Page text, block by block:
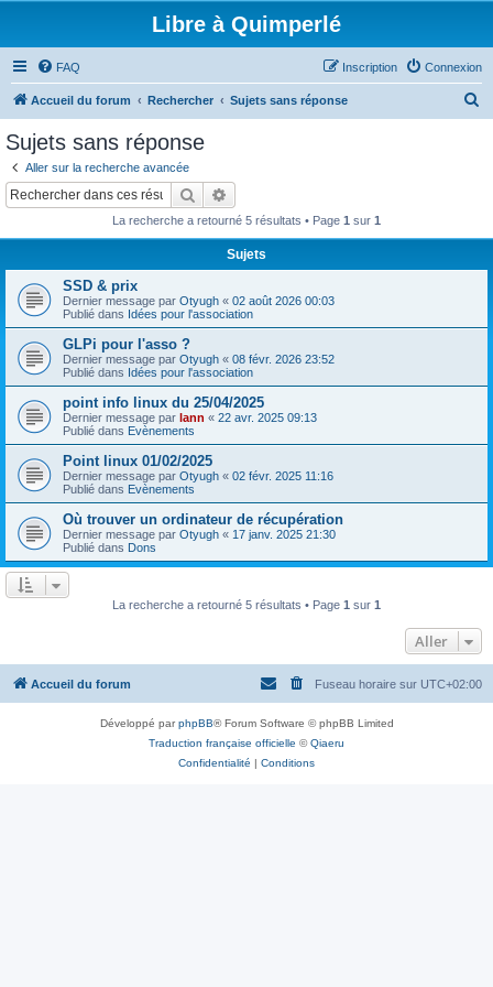
Libre à Quimperlé
FAQ Connexion
Inscription
Accueil du forum Rechercher Sujets sans réponse
Sujets sans réponse
Aller sur la recherche avancée
Rechercher
La recherche a retourné 5 résultats • Page 1 sur 1
Sujets
SSD & prix
Dernier message par Otyugh « 02 août 2026 00:03
Publié dans Idées pour l'association
GLPi pour l'asso ?
Dernier message par Otyugh « 08 févr. 2026 23:52
Publié dans Idées pour l'association
point info linux du 25/04/2025
Dernier message par lann « 22 avr. 2025 09:13
Publié dans Evènements
Point linux 01/02/2025
Dernier message par Otyugh « 02 févr. 2025 11:16
Publié dans Evènements
Où trouver un ordinateur de récupération
Dernier message par Otyugh « 17 janv. 2025 21:30
Publié dans Dons
La recherche a retourné 5 résultats • Page 1 sur 1
Aller
Accueil du forum Fuseau horaire sur UTC+02:00
Développé parphpBB® Forum Software © phpBB Limited
Traduction française officielle ©Qiaeru
Confidentialité | Conditions